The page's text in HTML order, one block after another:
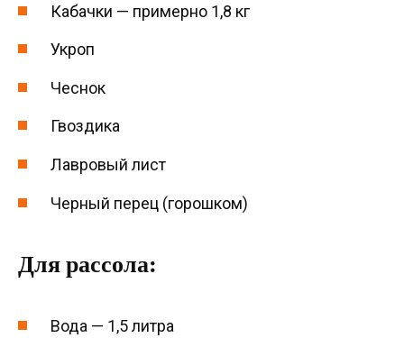
Кабачки — примерно 1,8 кг
Укроп
Чеснок
Гвоздика
Лавровый лист
Черный перец (горошком)
Для рассола:
Вода — 1,5 литра